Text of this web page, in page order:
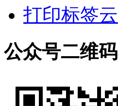
打印标签云
公众号二维码